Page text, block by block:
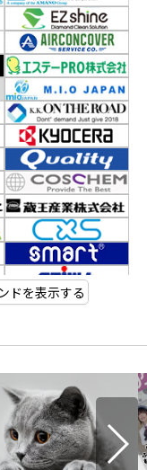
ドを表示する